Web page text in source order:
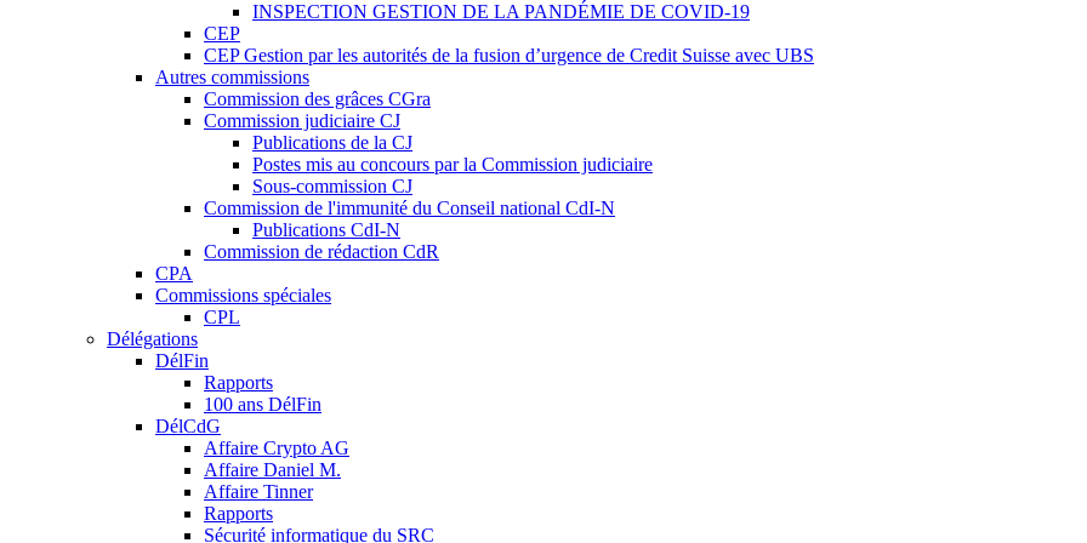
INSPECTION GESTION DE LA PANDÉMIE DE COVID-19
CEP
CEP Gestion par les autorités de la fusion d’urgence de Credit Suisse avec UBS
Autres commissions
Commission des grâces CGra
Commission judiciaire CJ
Publications de la CJ
Postes mis au concours par la Commission judiciaire
Sous-commission CJ
Commission de l'immunité du Conseil national CdI-N
Publications CdI-N
Commission de rédaction CdR
CPA
Commissions spéciales
CPL
Délégations
DélFin
Rapports
100 ans DélFin
DélCdG
Affaire Crypto AG
Affaire Daniel M.
Affaire Tinner
Rapports
Sécurité informatique du SRC